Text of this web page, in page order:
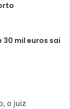
30 mil euros sai
o juiz